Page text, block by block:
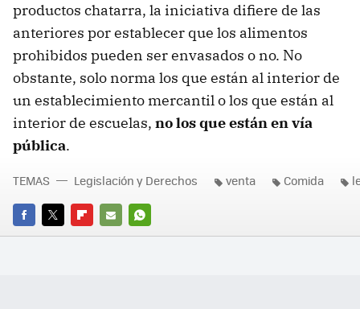
productos chatarra, la iniciativa difiere de las
anteriores por establecer que los alimentos
prohibidos pueden ser envasados o no. No
obstante, solo norma los que están al interior de
un establecimiento mercantil o los que están al
interior de escuelas, no los que están en vía
pública.
FACEBOOK
TWITTERFLIPBOARD
E-
WHATSAPP
TEMAS Legislación y Derechos venta Comida